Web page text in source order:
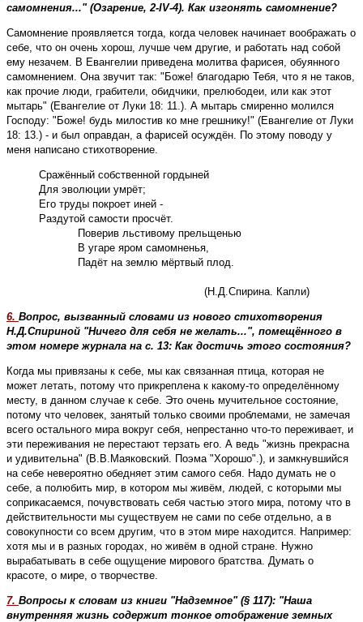
самомнения..." (Озарение, 2-IV-4). Как изгонять самомнение?
Самомнение проявляется тогда, когда человек начинает воображать о
себе, что он очень хорош, лучше чем другие, и работать над собой
ему незачем. В Евангелии приведена молитва фарисея, обуянного
самомнением. Она звучит так: "Боже! благодарю Тебя, что я не таков,
как прочие люди, грабители, обидчики, прелюбодеи, или как этот
мытарь" (Евангелие от Луки 18: 11.). А мытарь смиренно молился
Господу: "Боже! будь милостив ко мне грешнику!" (Евангелие от Луки
18: 13.) - и был оправдан, а фарисей осуждён. По этому поводу у
меня написано стихотворение.
Сражённый собственной гордыней
Для эволюции умрёт;
Его труды покроет иней -
Раздутой самости просчёт.
            Поверив льстивому прельщенью
            В угаре яром самомненья,
            Падёт на землю мёртвый плод.
						   (Н.Д.Спирина. Капли)
6. Вопрос, вызванный словами из нового стихотворения
Н.Д.Спириной "Ничего для себя не желать...", помещённого в
этом номере журнала на с. 13: Как достичь этого состояния?
Когда мы привязаны к себе, мы как связанная птица, которая не
может летать, потому что прикреплена к какому-то определённому
месту, в данном случае к себе. Это очень мучительное состояние,
потому что человек, занятый только своими проблемами, не замечая
всего остального мира вокруг себя, непрестанно что-то переживает, и
эти переживания не перестают терзать его. А ведь "жизнь прекрасна
и удивительна" (В.В.Маяковский. Поэма "Хорошо".), и замкнувшийся
на себе невероятно обедняет этим самого себя. Надо думать не о
себе, а полюбить мир, в котором мы живём, людей, с которыми мы
соприкасаемся, почувствовать себя частью этого мира, потому что в
действительности мы существуем не сами по себе отдельно, а в
совокупности со всем другим, что в этом мире находится. Например:
хотя мы и в разных городах, но живём в одной стране. Нужно
вырабатывать в себе ощущение мирового братства. Думать о
красоте, о мире, о творчестве.
7. Вопросы к словам из книги "Надземное" (§ 117): "Наша
внутренняя жизнь содержит тонкое отображение земных